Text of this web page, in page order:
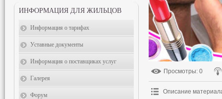
Просмотры: 0
Описание
ИНФОРМАЦИЯ ДЛЯ ЖИЛЬЦОВ
Информация о тарифах
Уставные документы
Информация о поставщиках услуг
Галерея
Форум